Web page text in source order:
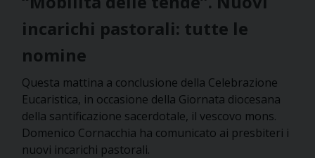
incarichi pastorali: tutte le
nomine
Questa mattina a conclusione della Celebrazione
Eucaristica, in occasione della Giornata diocesana
della santificazione sacerdotale, il vescovo mons.
Domenico Cornacchia ha comunicato ai presbiteri i
nuovi incarichi pastorali.